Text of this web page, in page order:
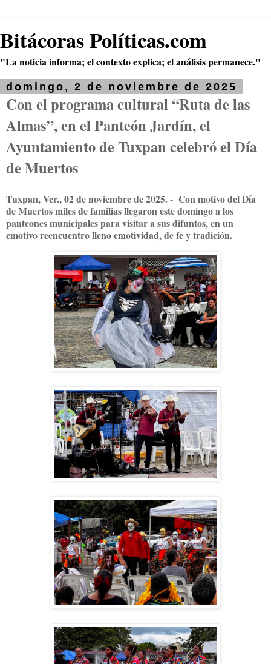
Bitácoras Políticas.com
"La noticia informa; el contexto explica; el análisis permanece."
domingo, 2 de noviembre de 2025
Con el programa cultural “Ruta de las
Almas”, en el Panteón Jardín, el
Ayuntamiento de Tuxpan celebró el Día
de Muertos
Tuxpan, Ver., 02 de noviembre de 2025. - Con motivo del Día
de Muertos miles de familias llegaron este domingo a los
panteones municipales para visitar a sus difuntos, en un
emotivo reencuentro lleno emotividad, de fe y tradición.